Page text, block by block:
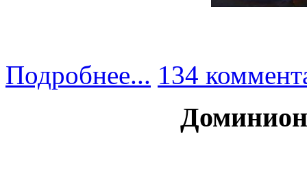
Подробнее... 134
Доминион